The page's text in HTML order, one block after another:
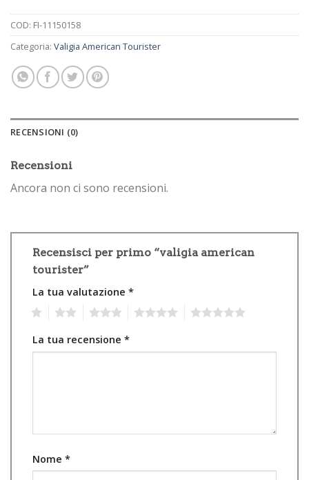
COD: FI-11150158
Categoria: Valigia American Tourister
RECENSIONI (0)
Recensioni
Ancora non ci sono recensioni.
Recensisci per primo “valigia american
tourister”
La tua valutazione *
La tua recensione *
Nome *